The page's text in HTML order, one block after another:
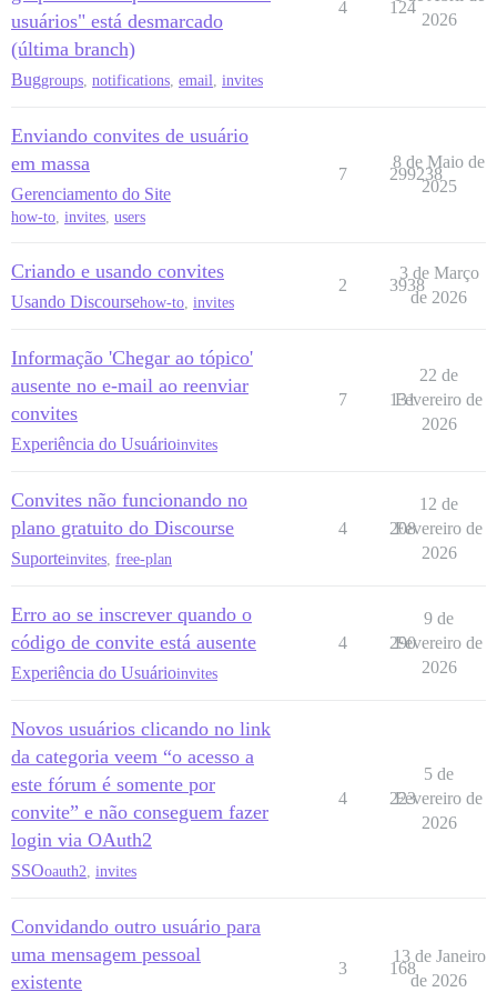
usuários" está desmarcado
(última branch)
Buggroups notifications email invites
4 124
2026
Enviando convites de usuário
em massa
Gerenciamento do Site
how-to, invites, users
7 299238
8 de Maio de
2025
Criando e usando convites
Usando Discoursehow-to invites
2 3938
3 de Março
de 2026
Informação 'Chegar ao tópico'
ausente no e-mail ao reenviar
convites
Experiência do Usuárioinvites
7 131
22 de
Fevereiro de
2026
Convites não funcionando no
plano gratuito do Discourse
Suporteinvites free-plan
4 208
12 de
Fevereiro de
2026
Erro ao se inscrever quando o
código de convite está ausente
Experiência do Usuárioinvites
4 290
9 de
Fevereiro de
2026
Novos usuários clicando no link
da categoria veem “o acesso a
este fórum é somente por
convite” e não conseguem fazer
login via OAuth2
SSOoauth2 invites
4 223
5 de
Fevereiro de
2026
Convidando outro usuário para
uma mensagem pessoal
existente
3 168
13 de Janeiro
de 2026